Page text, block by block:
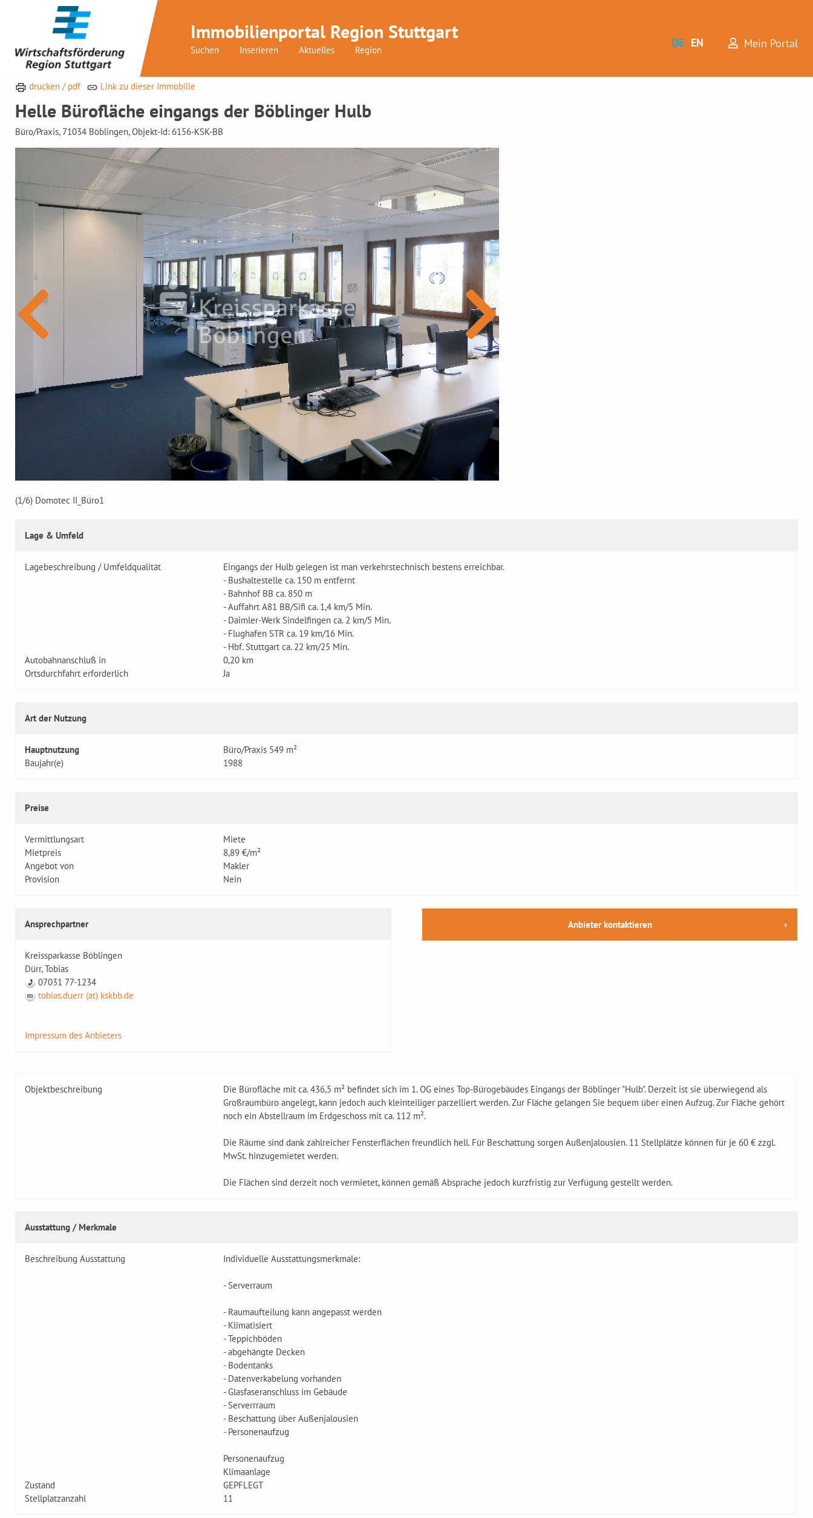
Immobilienportal Region Stuttgart
Suchen Inserieren Aktuelles Region
DE EN Mein Portal
drucken / pdf Link zu dieser Immobilie
Helle Bürofläche eingangs der Böblinger Hulb
Büro/Praxis, 71034 Böblingen, Objekt-Id: 6156-KSK-BB
(1/6) Domotec II_Büro1
Lage & Umfeld
Lagebeschreibung / Umfeldqualität
Eingangs der Hulb gelegen ist man verkehrstechnisch bestens erreichbar.
- Bushaltestelle ca. 150 m entfernt
- Bahnhof BB ca. 850 m
- Auffahrt A81 BB/Sifi ca. 1,4 km/5 Min.
- Daimler-Werk Sindelfingen ca. 2 km/5 Min.
- Flughafen STR ca. 19 km/16 Min.
- Hbf. Stuttgart ca. 22 km/25 Min.
Autobahnanschluß in
0,20 km
Ortsdurchfahrt erforderlich
Ja
Art der Nutzung
Hauptnutzung
Büro/Praxis 549 m²
Baujahr(e)
1988
Preise
Vermittlungsart
Miete
Mietpreis
8,89 €/m²
Angebot von
Makler
Provision
Nein
Ansprechpartner
Kreissparkasse Böblingen
Dürr, Tobias
07031 77-1234
tobias.duerr (at) kskbb.de
Impressum des Anbieters
Anbieter kontaktieren
Objektbeschreibung
Die Bürofläche mit ca. 436,5 m² befindet sich im 1. OG eines Top-Bürogebäudes Eingangs der Böblinger "Hulb". Derzeit ist sie überwiegend als
Großraumbüro angelegt, kann jedoch auch kleinteiliger parzelliert werden. Zur Fläche gelangen Sie bequem über einen Aufzug. Zur Fläche gehört
noch ein Abstellraum im Erdgeschoss mit ca. 112 m².
Die Räume sind dank zahlreicher Fensterflächen freundlich hell. Für Beschattung sorgen Außenjalousien. 11 Stellplätze können für je 60 € zzgl.
MwSt. hinzugemietet werden.
Die Flächen sind derzeit noch vermietet, können gemäß Absprache jedoch kurzfristig zur Verfügung gestellt werden.
Ausstattung / Merkmale
Beschreibung Ausstattung Individuelle Ausstattungsmerkmale:
- Serverraum
- Raumaufteilung kann angepasst werden
- Klimatisiert
- Teppichböden
- abgehängte Decken
- Bodentanks
- Datenverkabelung vorhanden
- Glasfaseranschluss im Gebäude
- Serverrraum
- Beschattung über Außenjalousien
- Personenaufzug
Personenaufzug
Klimaanlage
Zustand
GEPFLEGT
Stellplatzanzahl
11